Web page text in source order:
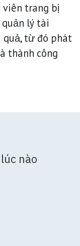
viên trang bị
lý tài
quả, từ đó phát
thành công
nào